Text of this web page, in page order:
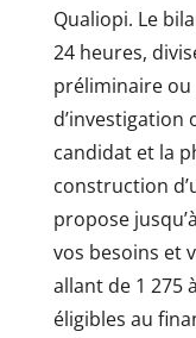
Qualiopi. Le
24 heures,
préliminaire ou
d’investigation
candidat et la
construction
propose
vos besoins et
allant de 1 275
éligibles au